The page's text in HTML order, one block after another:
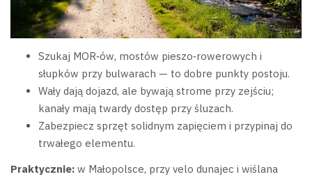
Szukaj MOR‑ów, mostów pieszo‑rowerowych i
słupków przy bulwarach — to dobre punkty postoju.
Wały dają dojazd, ale bywają strome przy zejściu;
kanały mają twardy dostęp przy śluzach.
Zabezpiecz sprzęt solidnym zapięciem i przypinaj do
trwałego elementu.
Praktycznie: w Małopolsce, przy velo dunajec i wiślana